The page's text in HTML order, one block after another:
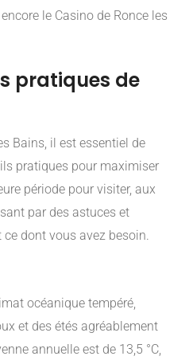
le Casino de Ronce les
pratiques de
Bains, il est essentiel de
pratiques pour maximiser
période pour visiter, aux
par des astuces et
dont vous avez besoin.
océanique tempéré,
et des étés agréablement
annuelle est de 13,5 °C,